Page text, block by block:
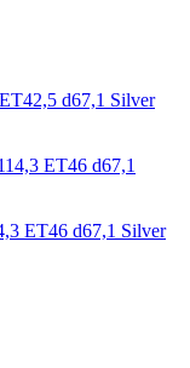
d67,1 Silver
ET46 d67,1 Silver